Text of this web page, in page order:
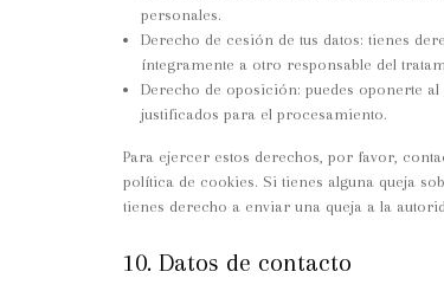
personales.
Derecho de cesión de tus datos: tienes
íntegramente a otro responsable del
Derecho de oposición: puedes oponerte
justificados para el procesamiento.
Para ejercer estos derechos, por favor,
política de cookies. Si tienes alguna queja
tienes derecho a enviar una queja a la
10. Datos de contacto